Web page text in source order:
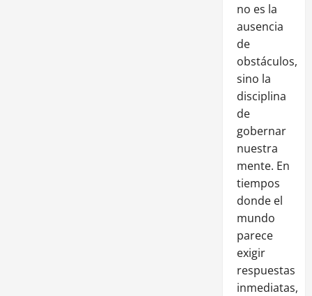
no es la
ausencia
de
obstáculos,
sino la
disciplina
de
gobernar
nuestra
mente. En
tiempos
donde el
mundo
parece
exigir
respuestas
inmediatas,